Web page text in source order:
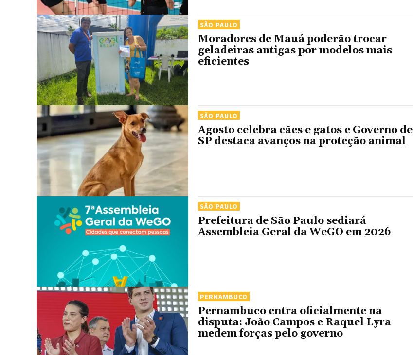
SÃO PAULO
Moradores de Mauá poderão trocar
geladeiras antigas por modelos mais
eficientes
SÃO PAULO
Agosto celebra cães e gatos e Governo de
SP destaca avanços na proteção animal
SÃO PAULO
Prefeitura de São Paulo sediará
Assembleia Geral da WeGO em 2026
PERNAMBUCO
Pernambuco entra oficialmente na
disputa: João Campos e Raquel Lyra
medem forças pelo governo